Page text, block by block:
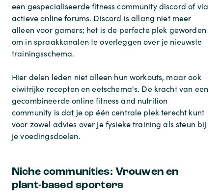
een gespecialiseerdefitness community discord of via
actieve online forums. Discord is allang niet meer
alleen voor gamers; het is de perfecte plek geworden
om in spraakkanalen te overleggen over je nieuwste
trainingsschema.
Hier delen leden niet alleen hun workouts, maar ook
eiwitrijke recepten en eetschema's. De kracht van een
gecombineerdeonline fitness and nutrition
community is dat je op één centrale plek terecht kunt
voor zowel advies over je fysieke training als steun bij
je voedingsdoelen.
Niche communities: Vrouwen en
plant-based sporters